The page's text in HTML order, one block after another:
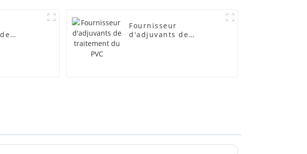
Fournisseur
d'adjuvants de